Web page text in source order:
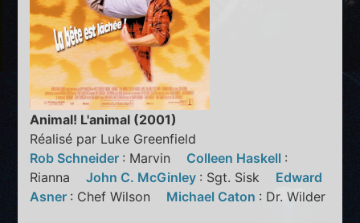
Animal! L'animal (2001)
Réalisé par Luke Greenfield
Rob Schneider : Marvin Colleen Haskell :
RiannaJohn C. McGinley : Sgt. Sisk Edward
Asner : Chef Wilson Michael Caton : Dr. Wilder